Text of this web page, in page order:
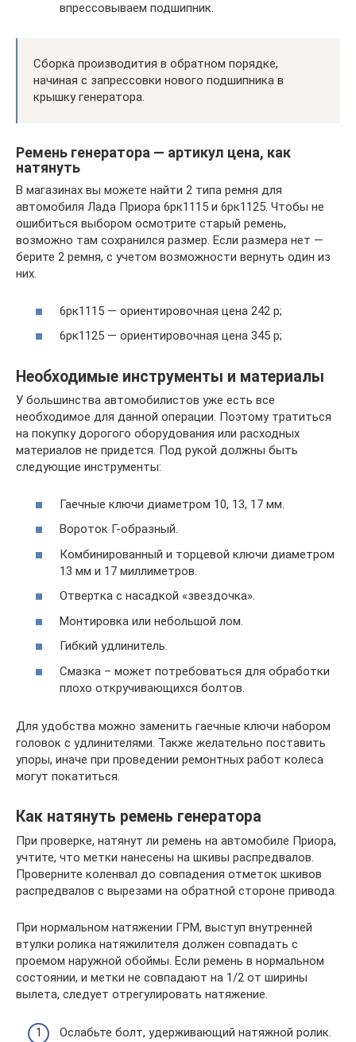
впрессовываем подшипник.
Сборка производития в обратном порядке,
начиная с запрессовки нового подшипника в
крышку генератора.
Ремень генератора — артикул цена, как
натянуть
В магазинах вы можете найти 2 типа ремня для
автомобиля Лада Приора 6рк1115 и 6рк1125. Чтобы не
ошибиться выбором осмотрите старый ремень,
возможно там сохранился размер. Если размера нет —
берите 2 ремня, с учетом возможности вернуть один из
них.
6рк1115 — ориентировочная цена 242 р;
6рк1125 — ориентировочная цена 345 р;
Необходимые инструменты и материалы
У большинства автомобилистов уже есть все
необходимое для данной операции. Поэтому тратиться
на покупку дорогого оборудования или расходных
материалов не придется. Под рукой должны быть
следующие инструменты:
Гаечные ключи диаметром 10, 13, 17 мм.
Вороток Г-образный.
Комбинированный и торцевой ключи диаметром
13 мм и 17 миллиметров.
Отвертка с насадкой «звездочка».
Монтировка или небольшой лом.
Гибкий удлинитель.
Смазка – может потребоваться для обработки
плохо откручивающихся болтов.
Для удобства можно заменить гаечные ключи набором
головок с удлинителями. Также желательно поставить
упоры, иначе при проведении ремонтных работ колеса
могут покатиться.
Как натянуть ремень генератора
При проверке, натянут ли ремень на автомобиле Приора,
учтите, что метки нанесены на шкивы распредвалов.
Проверните коленвал до совпадения отметок шкивов
распредвалов с вырезами на обратной стороне привода.
При нормальном натяжении ГРМ, выступ внутренней
втулки ролика натяжилителя должен совпадать с
проемом наружной обоймы. Если ремень в нормальном
состоянии, и метки не совпадают на 1/2 от ширины
вылета, следует отрегулировать натяжение.
Ослабьте болт, удерживающий натяжной ролик.